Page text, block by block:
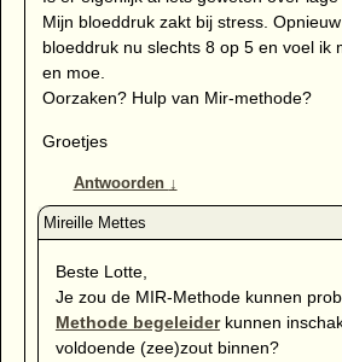
Mijn bloeddruk zakt bij stress.
bloeddruk nu slechts 8 op 5 en voel ik
en moe.
Oorzaken? Hulp van Mir-methode?
Groetjes
Antwoorden ↓
Beste Lotte,
Je zou de MIR-Methode kunnen
Methode begeleiderkunnen
voldoende (zee)zout binnen?